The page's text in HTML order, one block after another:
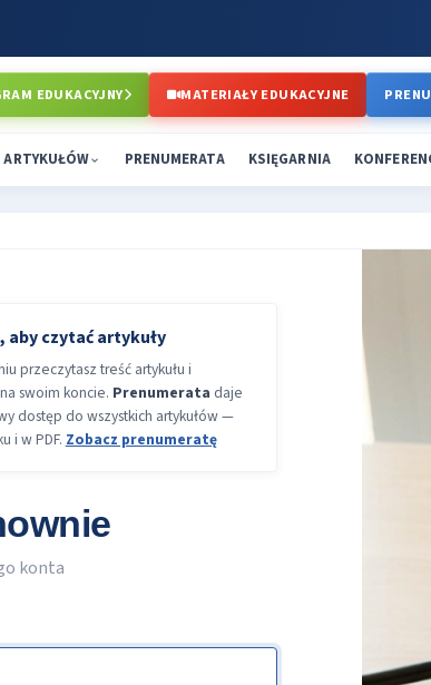
EDUKACYJNY MATERIAŁY EDUKACYJNE
ARTYKUŁÓW PRENUMERATA KSIĘGARNIA
aby czytać artykuły
przeczytasz treść artykułu i
swoim koncie. Prenumerata daje
dostęp do wszystkich artykułów —
i w PDF. Zobacz prenumeratę
konta